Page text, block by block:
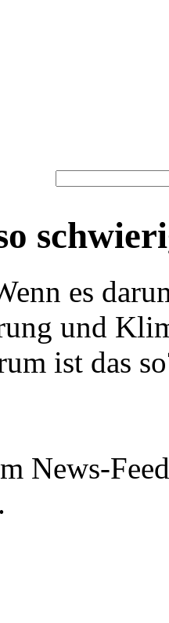
es
und
ist das
News-